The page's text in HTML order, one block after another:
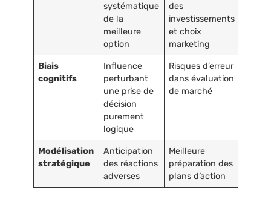
systématique
de la
meilleure
option
des
investissements
et choix
marketing
Biais
cognitifs
Influence
perturbant
une prise de
décision
purement
logique
Risques d’erreur
dans évaluation
de marché
Modélisation
stratégique
Anticipation
des réactions
adverses
Meilleure
préparation des
plans d’action